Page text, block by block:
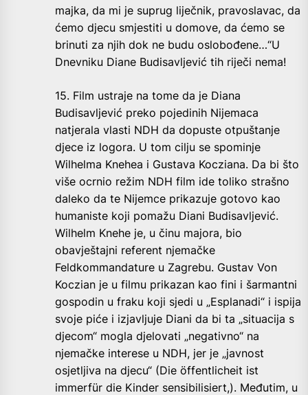
majka, da mi je suprug liječnik, pravoslavac, da
ćemo djecu smjestiti u domove, da ćemo se
brinuti za njih dok ne budu oslobođene…“U
Dnevniku Diane Budisavljević tih riječi nema!
15. Film ustraje na tome da je Diana
Budisavljević preko pojedinih Nijemaca
natjerala vlasti NDH da dopuste otpuštanje
djece iz logora. U tom cilju se spominje
Wilhelma Knehea i Gustava Kocziana. Da bi što
više ocrnio režim NDH film ide toliko strašno
daleko da te Nijemce prikazuje gotovo kao
humaniste koji pomažu Diani Budisavljević.
Wilhelm Knehe je, u činu majora, bio
obavještajni referent njemačke
Feldkommandature u Zagrebu. Gustav Von
Koczian je u filmu prikazan kao fini i šarmantni
gospodin u fraku koji sjedi u „Esplanadi“ i ispija
svoje piće i izjavljuje Diani da bi ta „situacija s
djecom“ mogla djelovati „negativno“ na
njemačke interese u NDH, jer je „javnost
osjetljiva na djecu“ (Die öffentlicheit ist
immerfür die Kinder sensibilisiert,). Međutim, u